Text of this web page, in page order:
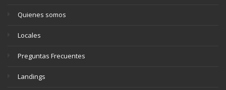
Quienes somos
Locales
Preguntas Frecuentes
Landings